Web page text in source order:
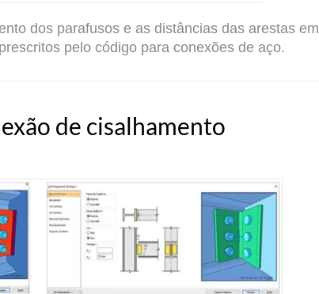
dos parafusos e as distâncias das arestas em
pelo código para conexões de aço.
de cisalhamento